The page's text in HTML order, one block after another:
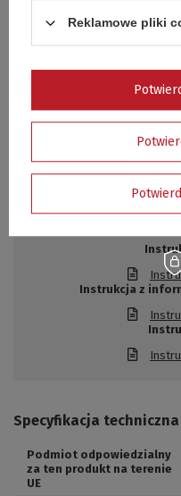
Urządzenie przystosowane
butan lub mieszaniną
grillowania zaleca się
Zasoby dotyczące
Instrukcja z
Specyfikacja techniczna
Podmiot odpowiedzialny
za ten produkt na terenie
UE
Reklamowe pliki